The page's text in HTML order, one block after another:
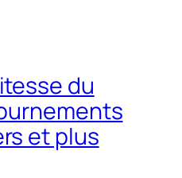
du
et plus